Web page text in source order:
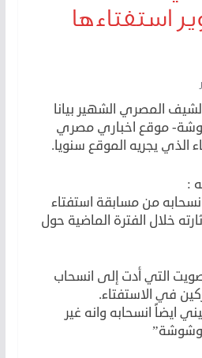
استفتاءها
المصري الشهير بيانا
موقع اخباري مصري
الذي يجريه الموقع سنويا.
:
من مسابقة استفتاء
خلال الفترة الماضية حول
التي أدت إلى انسحاب
في الاستفتاء.
ايضاً انسحابه وانه غير